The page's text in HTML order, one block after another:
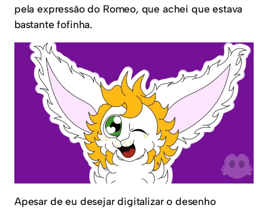
pela expressão do Romeo, que achei que estava
bastante fofinha.
Apesar de eu desejar digitalizar o desenho